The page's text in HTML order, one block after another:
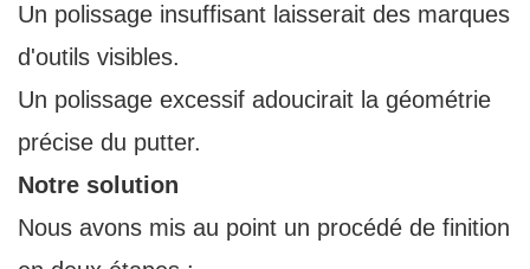
Un polissage insuffisant laisserait des marques
d'outils visibles.
Un polissage excessif adoucirait la géométrie
précise du putter.
Notre solution
Nous avons mis au point un procédé de finition